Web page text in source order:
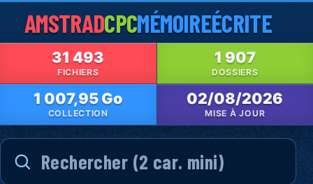
AMSTRADCPCMÉMOIREÉCRITE
31 493
FICHIERS
1 907
DOSSIERS
1 007,95 Go
COLLECTION
02/08/2026
MISE À JOUR